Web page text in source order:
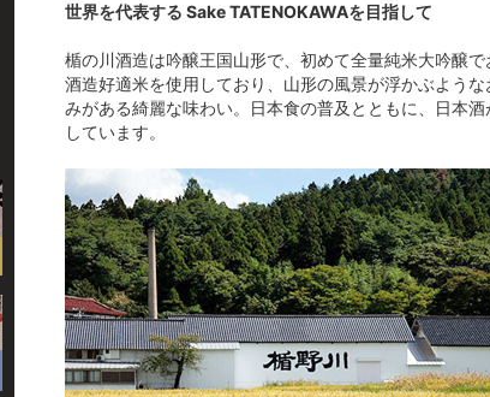
世界を代表する Sake TATENOKAWAを目指して
楯の川酒造は吟醸王国山形で、初めて全量純米大吟醸
酒造好適米を使用しており、山形の風景が浮かぶよう
みがある綺麗な味わい。日本食の普及とともに、日本
しています。